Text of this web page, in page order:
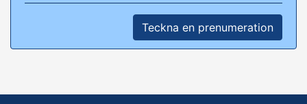
Teckna en prenumeration